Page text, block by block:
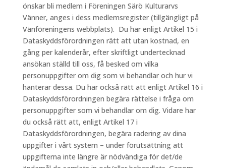
önskar bli medlem i Föreningen Särö Kulturarvs
Vänner, anges i dess medlemsregister (tillgängligt på
Vänföreningens webbplats). Du har enligt Artikel 15 i
Dataskyddsförordningen rätt att utan kostnad, en
gång per kalenderår, efter skriftligt undertecknad
ansökan ställd till oss, få besked om vilka
personuppgifter om dig som vi behandlar och hur vi
hanterar dessa. Du har också rätt att enligt Artikel 16 i
Dataskyddsförordningen begära rättelse i fråga om
personuppgifter som vi behandlar om dig. Vidare har
du också rätt att, enligt Artikel 17 i
Dataskyddsförordningen, begära radering av dina
uppgifter i vårt system – under förutsättning att
uppgifterna inte längre är nödvändiga för det/de